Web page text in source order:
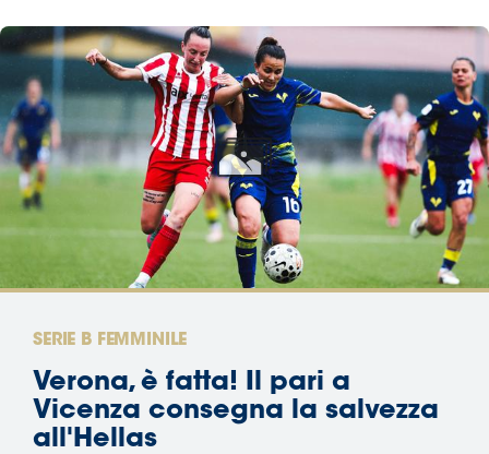
SERIE B FEMMINILE
Verona, è fatta! Il pari a
Vicenza consegna la salvezza
all'Hellas